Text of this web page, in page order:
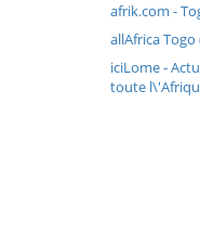
afrik.com -
allAfrica Togo
iciLome -
toute